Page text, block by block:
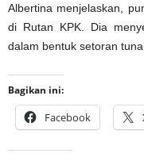
Albertina menjelaskan,
di Rutan KPK. Dia
dalam bentuk setoran
Bagikan ini:
Facebook